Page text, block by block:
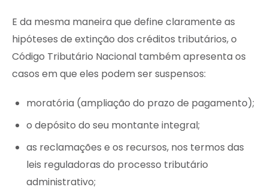
E da mesma maneira que define claramente as
hipóteses de extinção dos créditos tributários, o
Código Tributário Nacional também apresenta os
casos em que eles podem ser suspensos:
moratória (ampliação do prazo de pagamento);
o depósito do seu montante integral;
as reclamações e os recursos, nos termos das
leis reguladoras do processo tributário
administrativo;